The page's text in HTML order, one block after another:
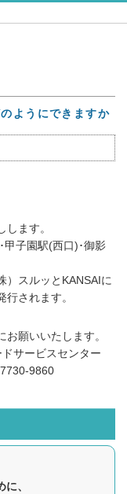
ようにできますか
ます。
子園駅(西口)･御影
）スルッとKANSAIに
されます。
願いいたします。
サービスセンター
9860
、